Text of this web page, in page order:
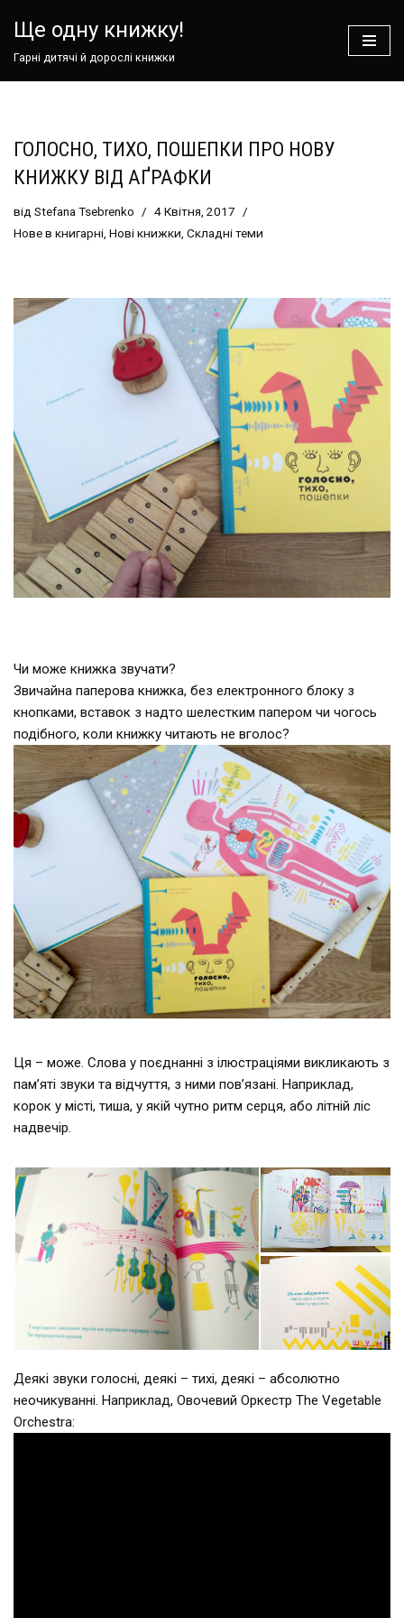
Ще одну книжку!
Гарні дитячі й дорослі книжки
ГОЛОСНО, ТИХО, ПОШЕПКИ ПРО НОВУ
КНИЖКУ ВІД АҐРАФКИ
від Stefana Tsebrenko
4 Квітня, 2017
Нове в книгарні Нові книжки Складні теми
Чи може книжка звучати?
Звичайна паперова книжка, без електронного блоку з
кнопками, вставок з надто шелестким папером чи чогось
подібного, коли книжку читають не вголос?
Ця – може. Слова у поєднанні з ілюстраціями викликають з
пам’яті звуки та відчуття, з ними пов’язані. Наприклад,
корок у місті, тиша, у якій чутно ритм серця, або літній ліс
надвечір.
Деякі звуки голосні, деякі – тихі, деякі – абсолютно
неочикуванні. Наприклад, Овочевий Оркестр The Vegetable
Orchestra: